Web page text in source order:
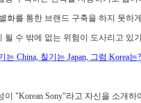
화를 통한 브랜드 구축을 하지 못하
될 수 밖에 없는 위험이 도사리고 있
는 China, 칠기는 Japan, 그럼 Korea는?
이 "Korean Sony"라고 자신을 소개하